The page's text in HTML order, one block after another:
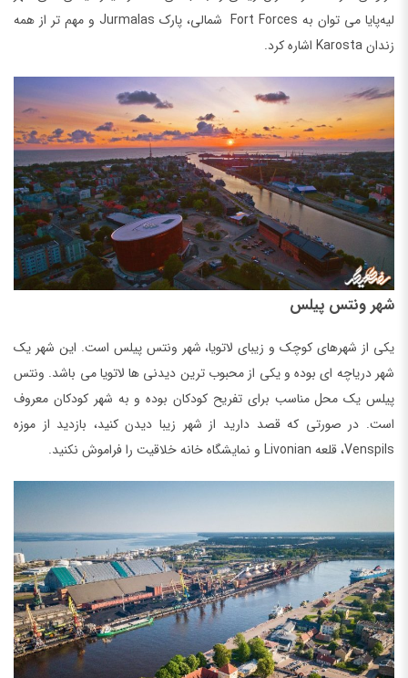
لیه‌پایا می توان به Fort Forces شمالی، پارک Jurmalas و مهم تر از همه
زندان Karosta اشاره کرد.
شهر ونتس‌ پیلس
یکی از شهرهای کوچک و زیبای لاتویا، شهر ونتس پیلس است. این شهر یک
شهر دریاچه ای بوده و یکی از محبوب ترین دیدنی ها لاتویا می باشد. ونتس
پیلس یک محل مناسب برای تفریح کودکان بوده و به شهر کودکان معروف
است. در صورتی که قصد دارید از شهر زیبا دیدن کنید، بازدید از موزه
Venspils، قلعه Livonian و نمایشگاه خانه خلاقیت را فراموش نکنید.